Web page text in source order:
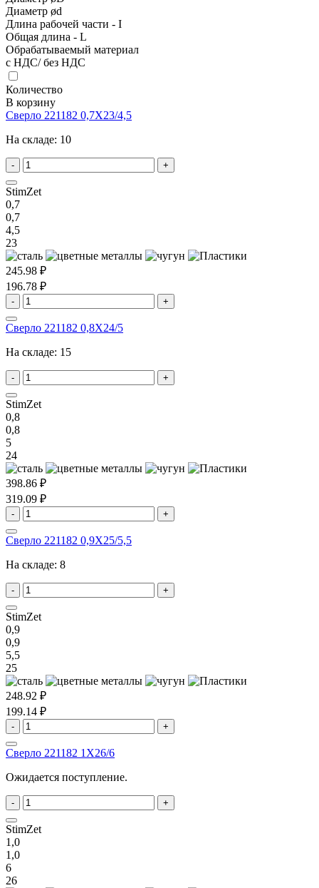
Диаметр ød
Длина рабочей части - I
Общая длина - L
Обрабатываемый материал
с НДС/ без НДС
Количество
В корзину
Сверло 221182 0,7X23/4,5
На складе: 10
- +
StimZet
0,7
0,7
4,5
23
245.98 ₽
196.78 ₽
- +
Сверло 221182 0,8X24/5
На складе: 15
- +
StimZet
0,8
0,8
5
24
398.86 ₽
319.09 ₽
- +
Сверло 221182 0,9X25/5,5
На складе: 8
- +
StimZet
0,9
0,9
5,5
25
248.92 ₽
199.14 ₽
- +
Сверло 221182 1X26/6
Ожидается поступление.
- +
StimZet
1,0
1,0
6
26